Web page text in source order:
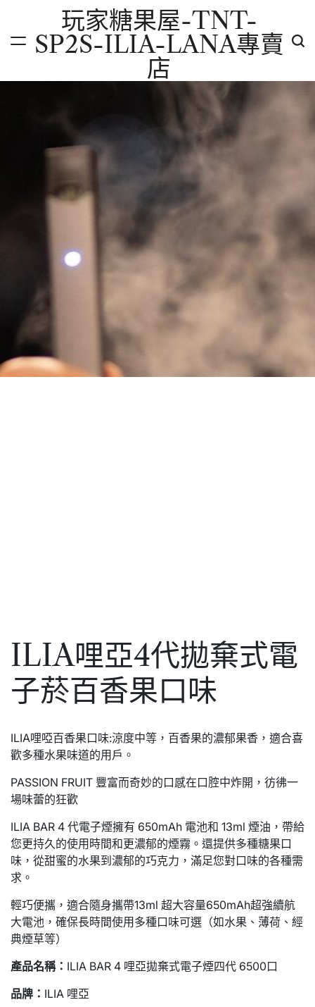
content
玩家糖果屋-TNT-
SP2S-ILIA-LANA專賣
店
ILIA哩亞4代拋棄式電
子菸百香果口味
ILIA哩啞百香果口味:涼度中等，百香果的濃郁果香，適合喜
歡多種水果味道的用戶。
PASSION FRUIT 豐富而奇妙的口感在口腔中炸開，彷彿一
場味蕾的狂歡
ILIA BAR 4 代電子煙擁有 650mAh 電池和 13ml 煙油，帶給
您更持久的使用時間和更濃郁的煙霧。還提供多種糖果口
味，從甜蜜的水果到濃郁的巧克力，滿足您對口味的各種需
求。
輕巧便攜，適合隨身攜帶13ml 超大容量650mAh超強續航
大電池，確保長時間使用多種口味可選（如水果、薄荷、經
典煙草等）
產品名稱： ILIA BAR 4 哩亞拋棄式電子煙四代 6500口
品牌： ILIA 哩亞